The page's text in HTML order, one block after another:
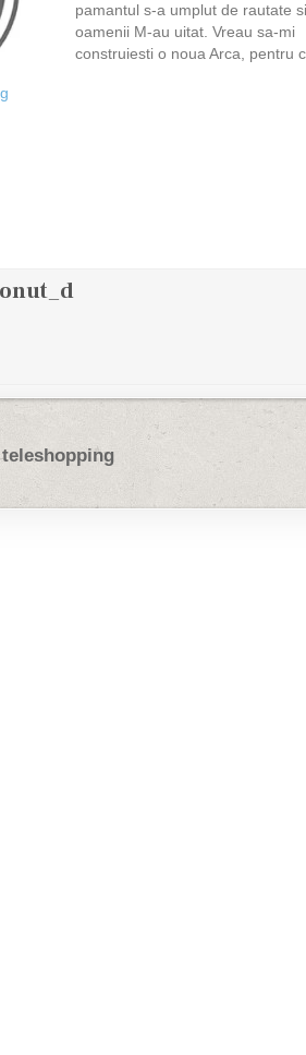
pamantul s-a umplut de rautate si
oamenii M-au uitat. Vreau sa-mi
construiesti o noua Arca, pentru